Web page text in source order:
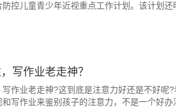
控儿童青少年近视重点工作计划。该计划还
写作业老走神？
业老走神?这到底是注意力好还是不好呢?
作业来鉴别孩子的注意力，不是一个好办